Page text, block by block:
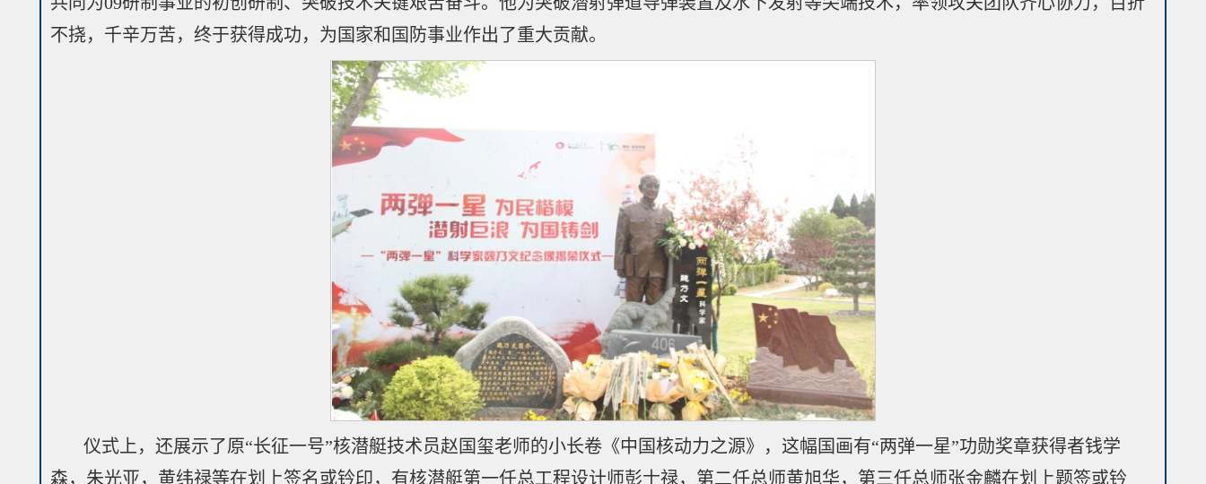
不挠，千辛万苦，终于获得成功，为国家和国防事业作出了重大贡献。
仪式上，还展示了原“长征一号”核潜艇技术员赵国玺老师的小长卷《中国核动力之源》，这幅国画有“两弹一星”功勋奖章获得者钱学
森，朱光亚，黄纬禄等在划上签名或钤印，有核潜艇第一任总工程设计师彭士禄，第二任总师黄旭华，第三任总师张金麟在划上题签或钤